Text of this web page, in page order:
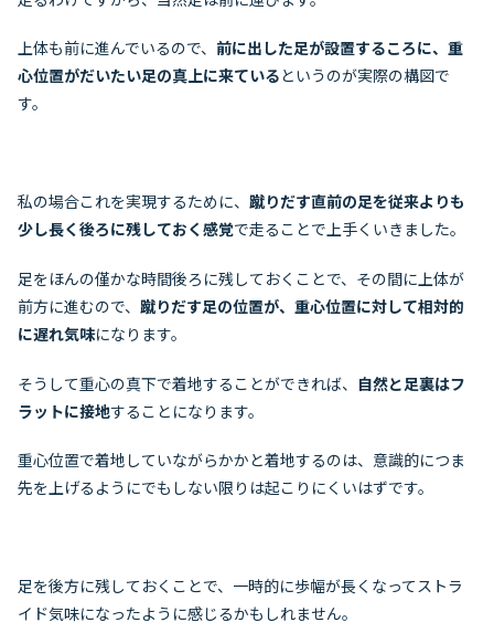
上体も前に進んでいるので、 前に出した足が設置するころに、重
心位置がだいたい足の真上に来ているというのが実際の構図で
す。
私の場合これを実現するために、 蹴りだす直前の足を従来よりも
少し長く後ろに残しておく感覚で走ることで上手くいきました。
足をほんの僅かな時間後ろに残しておくことで、その間に上体が
前方に進むので、 蹴りだす足の位置が、重心位置に対して相対的
に遅れ気味になります。
そうして重心の真下で着地することができれば、 自然と足裏はフ
ラットに接地することになります。
重心位置で着地していながらかかと着地するのは、意識的につま
先を上げるようにでもしない限りは起こりにくいはずです。
足を後方に残しておくことで、一時的に歩幅が長くなってストラ
イド気味になったように感じるかもしれません。